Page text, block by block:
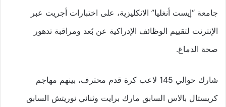
جامعة “إيست أنغليا” الانكليزية، على اختبارات أجريت عبر
الإنترنت لتقييم الوظائف الإدراكية عن بُعد ومراقبة تدهور
صحة الدماغ.
شارك حوالي 145 لاعب كرة قدم محترف، بينهم مهاجم
كريستال بالاس السابق مارك برايت وثنائي نوريتش السابق